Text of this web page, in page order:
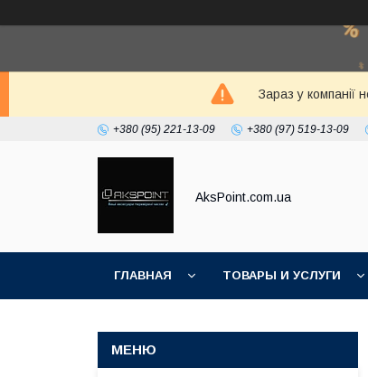
Зараз у компанії
+380 (95) 221-13-09 +380 (97) 519-13-09
AksPoint.com.ua
ГЛАВНАЯ ТОВАРЫ И УСЛУГИ